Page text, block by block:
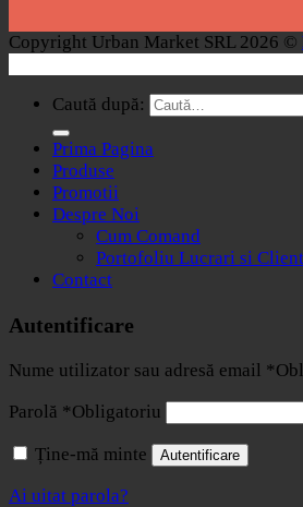
Copyright Urban Market SRL 2026 ©
Caută după:
Prima Pagina
Produse
Promotii
Despre Noi
Cum Comand
Portofoliu Lucrari si
Contact
Autentificare
Nume utilizator sau adresă email *
Parolă *Obligatoriu
Ține-mă minte Autentificare
Ai uitat parola?